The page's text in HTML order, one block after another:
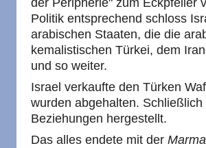
der Peripherie" zum Eckpfeiler
Politik entsprechend schloss
arabischen Staaten, die die
kemalistischen Türkei, dem
und so weiter.
Israel verkaufte den Türken
wurden abgehalten.
Beziehungen hergestellt.
Das alles endete mit der